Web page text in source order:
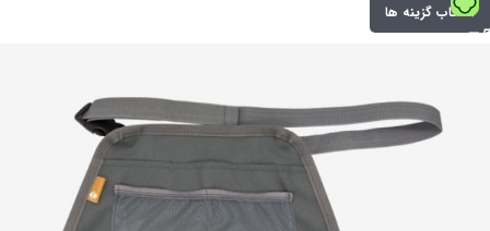
انتخاب گزینه ها